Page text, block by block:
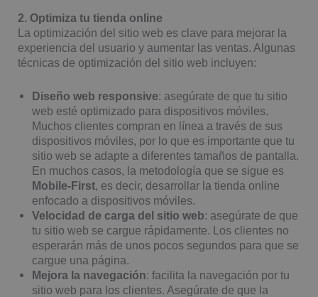
2. Optimiza tu tienda online
La optimización del sitio web es clave para mejorar la
experiencia del usuario y aumentar las ventas. Algunas
técnicas de optimización del sitio web incluyen:
Diseño web responsive: asegúrate de que tu sitio
web esté optimizado para dispositivos móviles.
Muchos clientes compran en línea a través de sus
dispositivos móviles, por lo que es importante que tu
sitio web se adapte a diferentes tamaños de pantalla.
En muchos casos, la metodología que se sigue es
Mobile-First, es decir, desarrollar la tienda online
enfocado a dispositivos móviles.
Velocidad de carga del sitio web: asegúrate de que
tu sitio web se cargue rápidamente. Los clientes no
esperarán más de unos pocos segundos para que se
cargue una página.
Mejora la navegación: facilita la navegación por tu
sitio web para los clientes. Asegúrate de que la